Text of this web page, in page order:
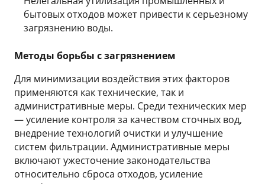
бытовых отходов может привести к серьезному
загрязнению воды.
Методы борьбы с загрязнением
Для минимизации воздействия этих факторов
применяются как технические, так и
административные меры. Среди технических мер
— усиление контроля за качеством сточных вод,
внедрение технологий очистки и улучшение
систем фильтрации. Административные меры
включают ужесточение законодательства
относительно сброса отходов, усиление